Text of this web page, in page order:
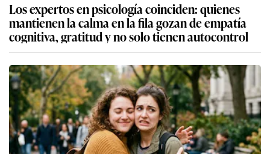
Los expertos en psicología coinciden: quienes
mantienen la calma en la fila gozan de empatía
cognitiva, gratitud y no solo tienen autocontrol